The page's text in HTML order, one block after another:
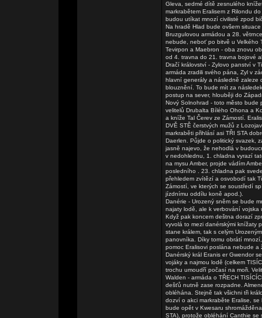
Gleva, sedmé dítě zesnulého
markrabětem Eralisem z Rilondu
budou utíkat mnozí civilisté zpod
Na hradě Hlad bude ovšem
Bruzgulovou armádou a 28.
nebude, neboť po bitvě u Velkého
Tevirpon a Maebron - oba znovu
od 4. travna do 21. travna bojové
Dračí království - Zylovo panství v
armáda zradili svého pána, Zyl v
hlavní generály a následně zaleze
blouznění. To bude mít za
postup na sever, hlouběji do
Nový Solnohrad - toto město bude
velitelů Drubalta Bílého Ohona a
a kníže Tal Čerev ze Zámostí.
DVĚ STĚ čerstvých mužů z
markraběti přihlásí asi TŘI STA
Daerlen. Půjde o politický svazek,
jasně najevo, že nehodlá v
v nedohlednu, 1. chladna vyrazí
na mysu Amber, projde vádím
posledního . 23. chladna pak
přehledem zvítězí a osvobodí tak
Zámostí, ve kterých se soustředí
jízdnímu oddílu koně apod.).
Danérie - Urozený sněm se bude
najaty lodě, ale k verbování
Když pak koncem deštna dorazí
vyvolá to mezi danérskými knížaty
stane králem, tak s celým
panovníka. Díky tomu obrátí
pomoc Eralisovi poslána nebude
Danérský král Eranis er Gwendor
vojáky a najmou lodě (celkem
trochu umoudří počasí na moři.
Walden - armáda o TŘECH
dešťů nutně zase rozpadne.
obléhána. Stejně tak všichni tři
dozví o akci markraběte Eralise,
bude opět v Kwesaru
STA), protože obléhání Canthie se